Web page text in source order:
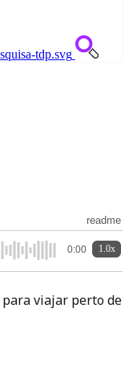
tdp.svg
readme
0:00 1.0x
para viajar perto de